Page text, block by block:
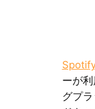
ーが
グプ